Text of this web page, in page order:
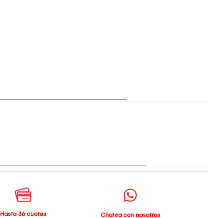
Hasta 36 cuotas
Chatea con nosotros